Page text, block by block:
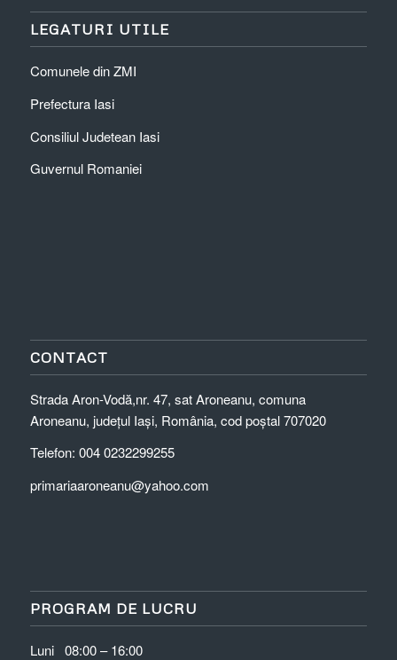
LEGATURI UTILE
Comunele din ZMI
Prefectura Iasi
Consiliul Judetean Iasi
Guvernul Romaniei
CONTACT
Strada Aron-Vodă,nr. 47, sat Aroneanu, comuna
Aroneanu, județul Iași, România, cod poștal 707020
Telefon: 004 0232299255
primariaaroneanu@yahoo.com
PROGRAM DE LUCRU
Luni 08:00 – 16:00